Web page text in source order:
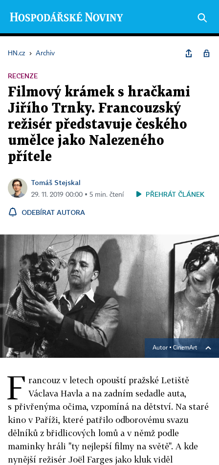
HN.cz › Archiv
RECENZE
Filmový krámek s hračkami
Jiřího Trnky. Francouzský
režisér představuje českého
umělce jako Nalezeného
přítele
Tomáš Stejskal
29. 11. 2019 00:00 ▪ 5 min. čtení PŘEHRÁT ČLÁNEK
ODEBÍRAT AUTORA
Autor ▪ CinemArt
F rancouz v letech opouští pražské Letiště
Václava Havla a na zadním sedadle auta,
s přivřenýma očima, vzpomíná na dětství. Na staré
kino v Paříži, které patřilo odborovému svazu
dělníků z břidlicových lomů a v němž podle
maminky hráli "ty nejlepší filmy na světě". A kde
nynější režisér Joël Farges jako kluk viděl